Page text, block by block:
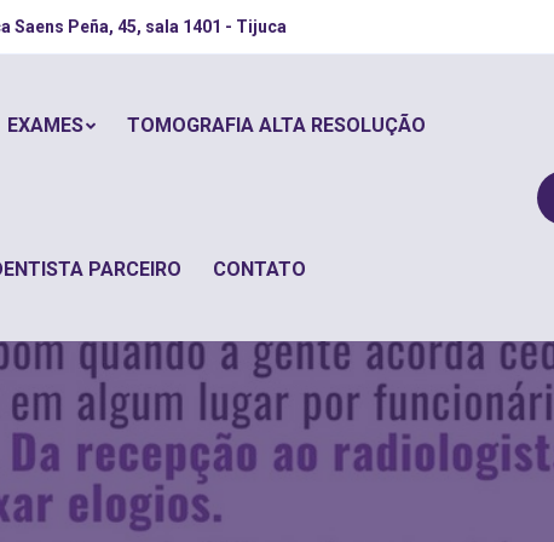
Saens Peña, 45, sala 1401 - Tijuca
EXAMES TOMOGRAFIA ALTA RESOLUÇÃO
PARCEIRO CONTATO